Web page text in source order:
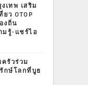
เทพ เสริม
ว OTOP
งถิ่น
มรู้-แชร์ไอ
รัวร่วม
กษ์โลกที่บูธ